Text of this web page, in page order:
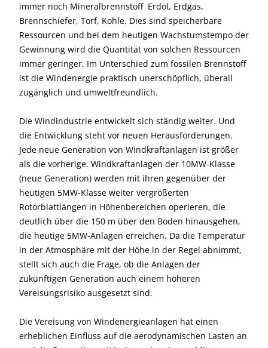
immer noch Mineralbrennstoff  Erdöl, Erdgas,
Brennschiefer, Torf, Kohle. Dies sind speicherbare
Ressourcen und bei dem heutigen Wachstumstempo der
Gewinnung wird die Quantität von solchen Ressourcen
immer geringer. Im Unterschied zum fossilen Brennstoff
ist die Windenergie praktisch unerschöpflich, überall
zugänglich und umweltfreundlich.
Die Windindustrie entwickelt sich ständig weiter. Und
die Entwicklung steht vor neuen Herausforderungen.
Jede neue Generation von Windkraftanlagen ist größer
als die vorherige. Windkraftanlagen der 10MW-Klasse
(neue Generation) werden mit ihren gegenüber der
heutigen 5MW-Klasse weiter vergrößerten
Rotorblattlängen in Höhenbereichen operieren, die
deutlich über die 150 m über den Boden hinausgehen,
die heutige 5MW-Anlagen erreichen. Da die Temperatur
in der Atmosphäre mit der Höhe in der Regel abnimmt,
stellt sich auch die Frage, ob die Anlagen der
zukünftigen Generation auch einem höheren
Vereisungsrisiko ausgesetzt sind.
Die Vereisung von Windenergieanlagen hat einen
erheblichen Einfluss auf die aerodynamischen Lasten an